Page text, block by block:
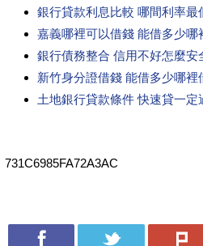
銀行貸款利息比較 哪間利率最
嘉義哪裡可以借錢 能借多少哪
銀行債務整合 信用不好怎麼安
新竹身分證借錢 能借多少哪裡
土地銀行貸款條件 快速貸一定
731C6985FA72A3AC